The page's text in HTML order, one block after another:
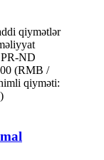
qiymətlər
PR-ND
(RMB /
qiyməti: